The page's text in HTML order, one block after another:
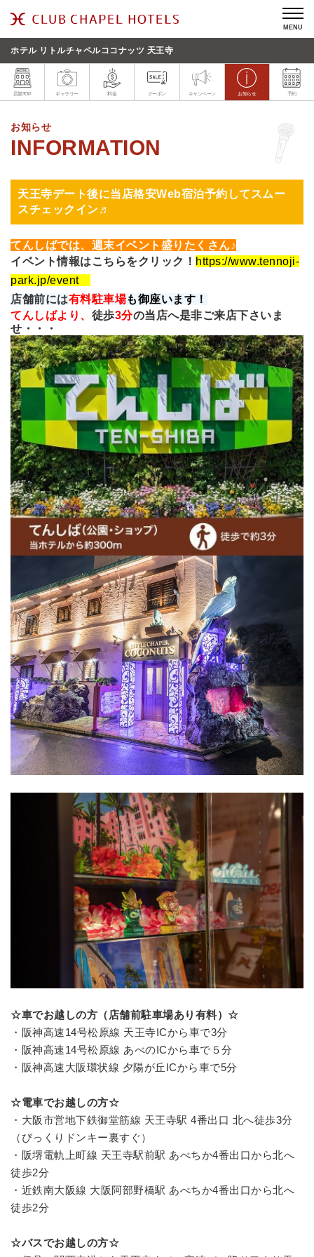
MENU
ホテル リトルチャペルココナッツ 天王寺
店舗TOP ギャラリー 料金 クーポン キャンペーン お知らせ 予約
お知らせ
天王寺デート後に当店格安Web宿泊予約してスムー
スチェックイン♬
てんしばでは、週末イベント盛りたくさん♪
イベント情報はこちらをクリック！ https://www.tennoji-
park.jp/event
店舗前には有料駐車場も御座います！
てんしばより、 徒歩3分の当店へ是非ご来店下さいま
せ・・・
☆車でお越しの方（店舗前駐車場あり有料）☆
・阪神高速14号松原線 天王寺ICから車で3分
・阪神高速14号松原線 あべのICから車で５分
・阪神高速大阪環状線 夕陽が丘ICから車で5分
☆電車でお越しの方☆
・大阪市営地下鉄御堂筋線 天王寺駅 4番出口 北へ徒歩3分
（びっくりドンキー裏すぐ）
・阪堺電軌上町線 天王寺駅前駅 あべちか4番出口から北へ
徒歩2分
・近鉄南大阪線 大阪阿部野橋駅 あべちか4番出口から北へ
徒歩2分
☆バスでお越しの方☆